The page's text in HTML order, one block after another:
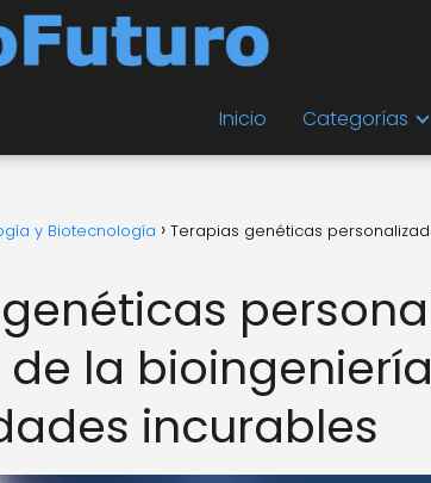
Inicio Categorías
y Biotecnología
Terapias genéticas
la
incurables